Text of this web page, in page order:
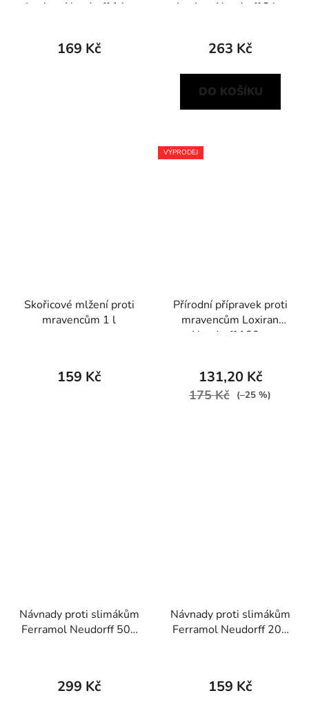
Loxiran Neudorff 1 ks
169 Kč
Loxiran Neudorff 2 ks
263 Kč
DO KOŠÍKU
Skořicové mlžení proti
mravencům 1 l
159 Kč
VÝPRODEJ
Přírodní přípravek proti
mravencům Loxiran
Neudorff 100 g
131,20 Kč
175 Kč (–25 %)
Návnady proti slimákům
Ferramol Neudorff 500
299 Kč
Návnady proti slimákům
Ferramol Neudorff 200
159 Kč